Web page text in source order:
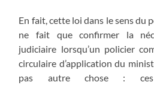
En fait, cette loi dans le sens du
ne fait que confirmer la
judiciaire lorsqu’un policier
circulaire d’application du
pas autre chose : ces